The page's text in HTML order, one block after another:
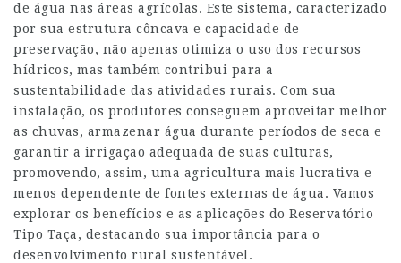
de água nas áreas agrícolas. Este sistema, caracterizado
por sua estrutura côncava e capacidade de
preservação, não apenas otimiza o uso dos recursos
hídricos, mas também contribui para a
sustentabilidade das atividades rurais. Com sua
instalação, os produtores conseguem aproveitar melhor
as chuvas, armazenar água durante períodos de seca e
garantir a irrigação adequada de suas culturas,
promovendo, assim, uma agricultura mais lucrativa e
menos dependente de fontes externas de água. Vamos
explorar os benefícios e as aplicações do Reservatório
Tipo Taça, destacando sua importância para o
desenvolvimento rural sustentável.